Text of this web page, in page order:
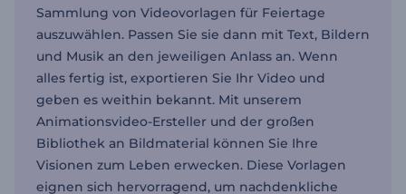
Sammlung von Videovorlagen für Feiertage
auszuwählen. Passen Sie sie dann mit Text, Bildern
und Musik an den jeweiligen Anlass an. Wenn
alles fertig ist, exportieren Sie Ihr Video und
geben es weithin bekannt. Mit unserem
Animationsvideo-Ersteller und der großen
Bibliothek an Bildmaterial können Sie Ihre
Visionen zum Leben erwecken. Diese Vorlagen
eignen sich hervorragend, um nachdenkliche